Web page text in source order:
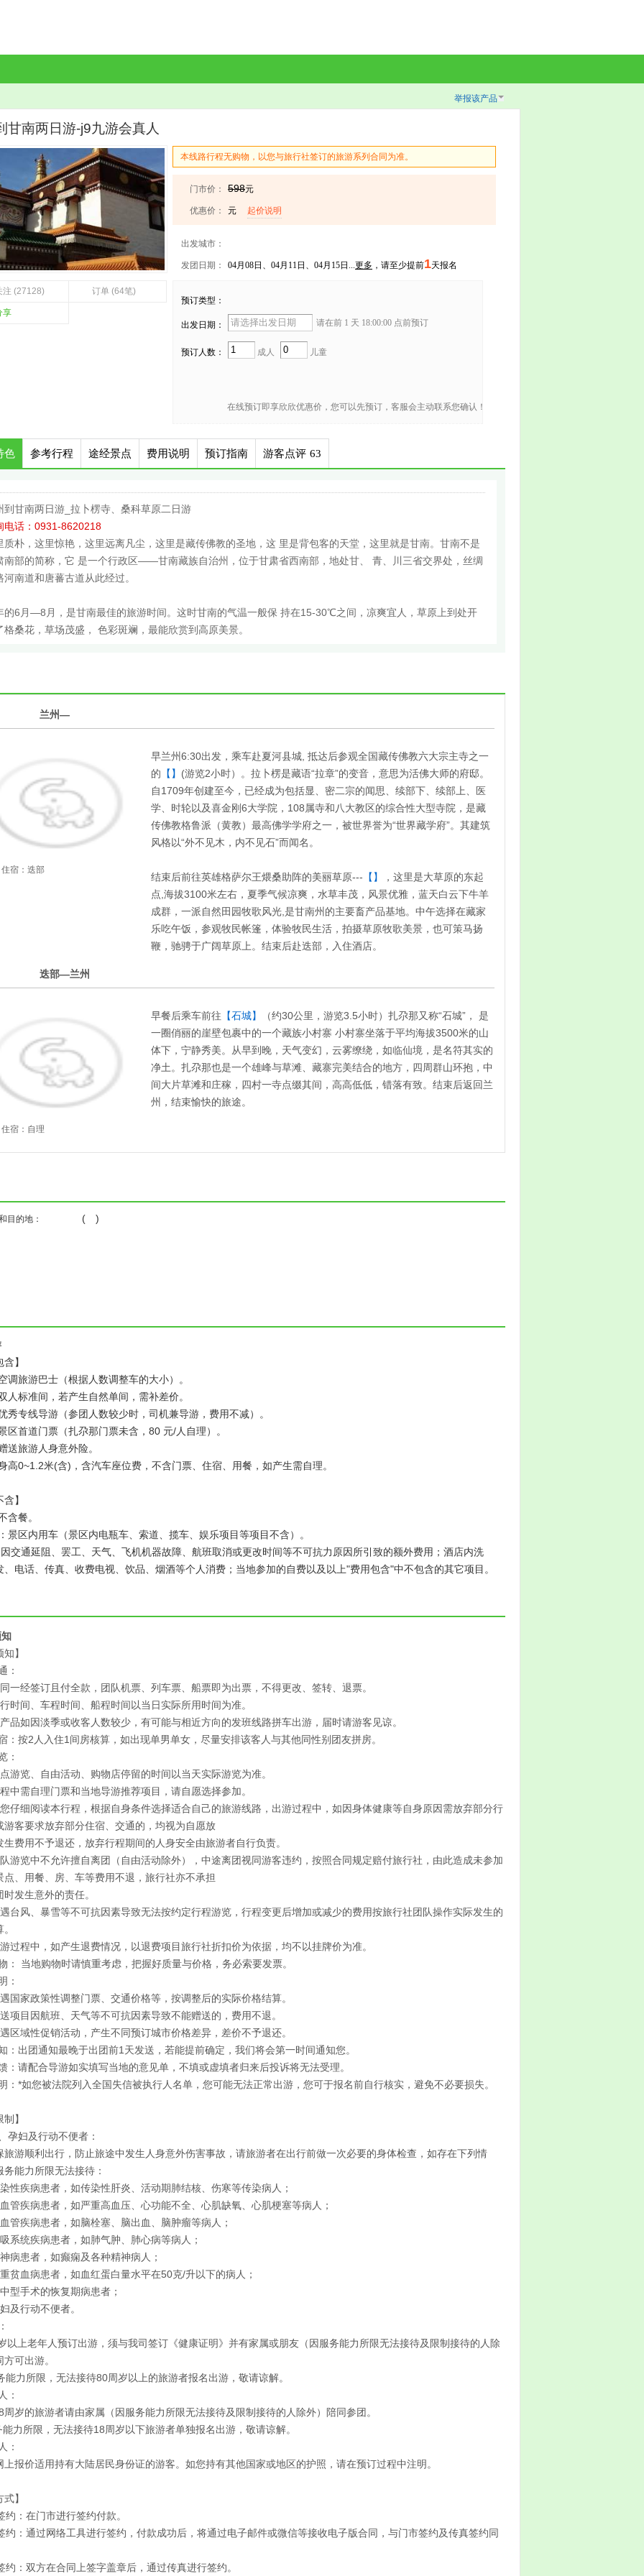
甘南两日游-j9九游会真人
注 (27128) 订单 (64笔)
享
本线路行程无购物，以您与旅行社签订的旅游系列合同为准。
门市价： 598元
优惠价： 元 起价说明
出发城市：
发团日期： 04月08日、04月11日、04月15日...更多 ，请至少提前1天报名
预订类型：
出发日期： 请在前 1 天 18:00:00 点前预订
预订人数： 成人 儿童
在线预订即享欣欣优惠价，您可以先预订，客服会主动联系您确认！
色 参考行程 途经景点 费用说明 预订指南 游客点评 63
到甘南两日游_拉卜楞寺、桑科草原二日游
电话：0931-8620218
质朴，这里惊艳，这里远离凡尘，这里是藏传佛教的圣地，这 里是背包客的天堂，这里就是甘南。甘南不是
南部的简称，它 是一个行政区——甘南藏族自治州，位于甘肃省西南部，地处甘、 青、川三省交界处，丝绸
河南道和唐蕃古道从此经过。
的6月—8月，是甘南最佳的旅游时间。这时甘南的气温一般保 持在15-30℃之间，凉爽宜人，草原上到处开
格桑花，草场茂盛， 色彩斑斓，最能欣赏到高原美景。
兰州—
住宿：迭部
早兰州6:30出发，乘车赴夏河县城, 抵达后参观全国藏传佛教六大宗主寺之一
的 【】 (游览2小时）。拉卜楞是藏语“拉章”的变音，意思为活佛大师的府邸。
自1709年创建至今，已经成为包括显、密二宗的闻思、续部下、续部上、医
学、时轮以及喜金刚6大学院，108属寺和八大教区的综合性大型寺院，是藏
传佛教格鲁派（黄教）最高佛学学府之一，被世界誉为“世界藏学府”。其建筑
风格以“外不见木，内不见石”而闻名。
结束后前往英雄格萨尔王煨桑助阵的美丽草原--- 【】
，这里是大草原的东起
点,海拔3100米左右，夏季气候凉爽，水草丰茂，风景优雅，蓝天白云下牛羊
成群，一派自然田园牧歌风光,是甘南州的主要畜产品基地。中午选择在藏家
乐吃午饭，参观牧民帐篷，体验牧民生活，拍摄草原牧歌美景，也可策马扬
鞭，驰骋于广阔草原上。结束后赴迭部，入住酒店。
迭部—兰州
住宿：自理
早餐后乘车前往 【石城】
（约30公里，游览3.5小时）扎尕那又称“石城”， 是
一圈俏丽的崖壁包裹中的一个藏族小村寨 小村寨坐落于平均海拔3500米的山
体下，宁静秀美。从早到晚，天气变幻，云雾缭绕，如临仙境，是名符其实的
净土。扎尕那也是一个雄峰与草滩、藏寨完美结合的地方，四周群山环抱，中
间大片草滩和庄稼，四村一寺点缀其间，高高低低，错落有致。结束后返回兰
州，结束愉快的旅途。
目的地： ( )
】
调旅游巴士（根据人数调整车的大小）。
人标准间，若产生自然单间，需补差价。
秀专线导游（参团人数较少时，司机兼导游，费用不减）。
区首道门票（扎尕那门票未含，80 元/人自理）。
送旅游人身意外险。
高0~1.2米(含)，含汽车座位费，不含门票、住宿、用餐，如产生需自理。
】
含餐。
景区内用车（景区内电瓶车、索道、揽车、娱乐项目等项目不含）。
交通延阻、罢工、天气、飞机机器故障、航班取消或更改时间等不可抗力原因所引致的额外费用；酒店内洗
、电话、传真、收费电视、饮品、烟酒等个人消费；当地参加的自费以及以上"费用包含"中不包含的其它项目。
】
一经签订且付全款，团队机票、列车票、船票即为出票，不得更改、签转、退票。
时间、车程时间、船程时间以当日实际所用时间为准。
品如因淡季或收客人数较少，有可能与相近方向的发班线路拼车出游，届时请游客见谅。
按2人入住1间房核算，如出现单男单女，尽量安排该客人与其他同性别团友拼房。
游览、自由活动、购物店停留的时间以当天实际游览为准。
中需自理门票和当地导游推荐项目，请自愿选择参加。
仔细阅读本行程，根据自身条件选择适合自己的旅游线路，出游过程中，如因身体健康等自身原因需放弃部分行
游客要求放弃部分住宿、交通的，均视为自愿放
生费用不予退还，放弃行程期间的人身安全由旅游者自行负责。
游览中不允许擅自离团（自由活动除外），中途离团视同游客违约，按照合同规定赔付旅行社，由此造成未参加
点、用餐、房、车等费用不退，旅行社亦不承担
时发生意外的责任。
台风、暴雪等不可抗因素导致无法按约定行程游览，行程变更后增加或减少的费用按旅行社团队操作实际发生的
过程中，如产生退费情况，以退费项目旅行社折扣价为依据，均不以挂牌价为准。
当地购物时请慎重考虑，把握好质量与价格，务必索要发票。
：
国家政策性调整门票、交通价格等，按调整后的实际价格结算。
项目因航班、天气等不可抗因素导致不能赠送的，费用不退。
区域性促销活动，产生不同预订城市价格差异，差价不予退还。
：出团通知最晚于出团前1天发送，若能提前确定，我们将会第一时间通知您。
：请配合导游如实填写当地的意见单，不填或虚填者归来后投诉将无法受理。
：*如您被法院列入全国失信被执行人名单，您可能无法正常出游，您可于报名前自行核实，避免不必要损失。
】
孕妇及行动不便者：
旅游顺利出行，防止旅途中发生人身意外伤害事故，请旅游者在出行前做一次必要的身体检查，如存在下列情
务能力所限无法接待：
性疾病患者，如传染性肝炎、活动期肺结核、伤寒等传染病人；
管疾病患者，如严重高血压、心功能不全、心肌缺氧、心肌梗塞等病人；
管疾病患者，如脑栓塞、脑出血、脑肿瘤等病人；
系统疾病患者，如肺气肿、肺心病等病人；
病患者，如癫痫及各种精神病人；
贫血病患者，如血红蛋白量水平在50克/升以下的病人；
型手术的恢复期病患者；
及行动不便者。
以上老年人预订出游，须与我司签订《健康证明》并有家属或朋友（因服务能力所限无法接待及限制接待的人除
可出游。
能力所限，无法接待80周岁以上的旅游者报名出游，敬请谅解。
：
周岁的旅游者请由家属（因服务能力所限无法接待及限制接待的人除外）陪同参团。
力所限，无法接待18周岁以下旅游者单独报名出游，敬请谅解。
：
上报价适用持有大陆居民身份证的游客。如您持有其他国家或地区的护照，请在预订过程中注明。
】
约：在门市进行签约付款。
约：通过网络工具进行签约，付款成功后，将通过电子邮件或微信等接收电子版合同，与门市签约及传真签约同
约：双方在合同上签字盖章后，通过传真进行签约。
举报该产品